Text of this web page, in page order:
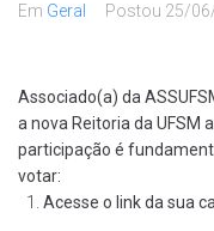
Em Geral Postou 25/
Associado(a) da
a nova Reitoria da UFSM
participação é
votar:
Acesse o link da sua